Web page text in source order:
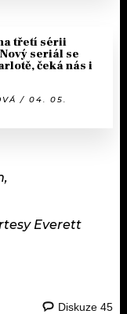
třetí sérii
seriál se
čeká nás i
/ 04. 05.
Everett
Diskuze 45